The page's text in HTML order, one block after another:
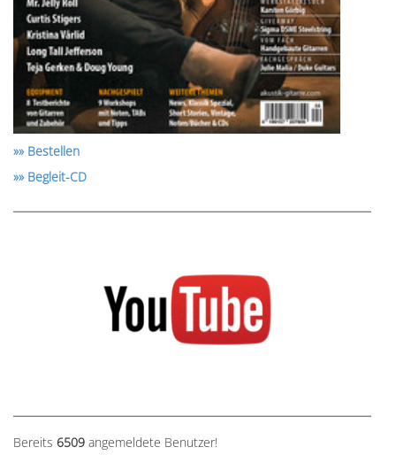
»» Bestellen
»» Begleit-CD
Bereits 6509 angemeldete Benutzer!